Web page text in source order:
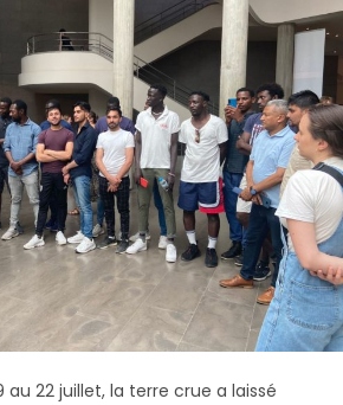
au 22 juillet, la terre crue a laissé